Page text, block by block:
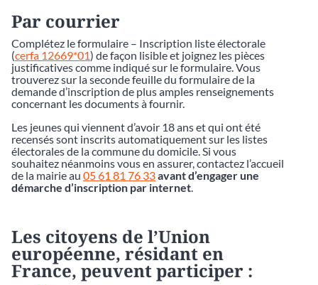
Par courrier
Complétez le formulaire – Inscription liste électorale
(cerfa 12669*01) de façon lisible et joignez les pièces
justificatives comme indiqué sur le formulaire. Vous
trouverez sur la seconde feuille du formulaire de la
demande d’inscription de plus amples renseignements
concernant les documents à fournir.
Les jeunes qui viennent d’avoir 18 ans et qui ont été
recensés sont inscrits automatiquement sur les listes
électorales de la commune du domicile. Si vous
souhaitez néanmoins vous en assurer, contactez l’accueil
de la mairie au 05 61 81 76 33avant d’engager une
démarche d’inscription par internet
Les citoyens de l’Union
européenne, résidant en
France, peuvent participer :